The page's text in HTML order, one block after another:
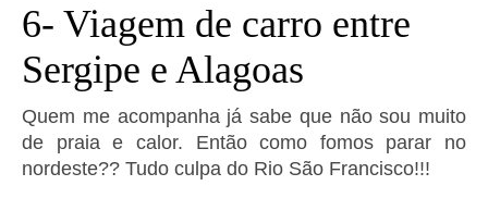
6- Viagem de carro entre
Sergipe e Alagoas
Quem me acompanha já sabe que não sou muito
de praia e calor. Então como fomos parar no
nordeste?? Tudo culpa do Rio São Francisco!!!